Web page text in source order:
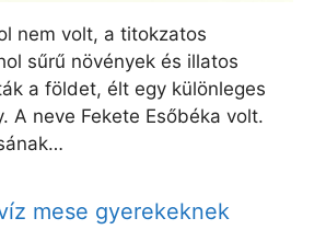
nem volt, a titokzatos
sűrű növények és illatos
a földet, élt egy különleges
A neve Fekete Esőbéka volt.
mese gyerekeknek